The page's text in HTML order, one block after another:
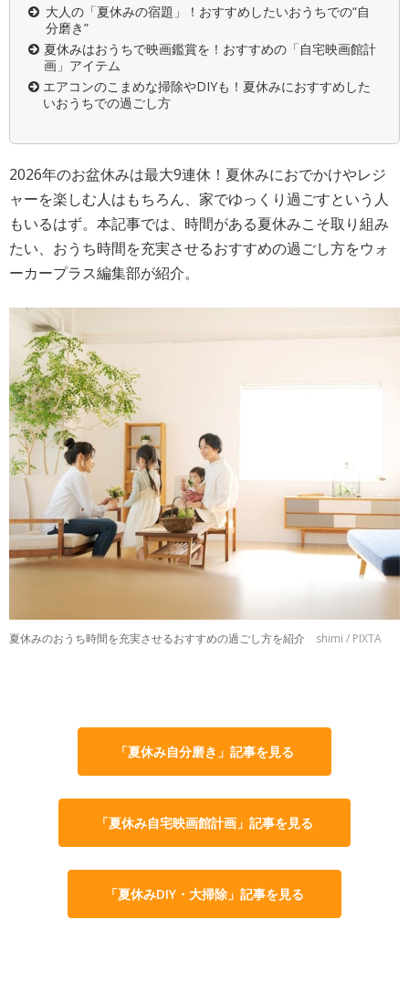
大人の「夏休みの宿題」！おすすめしたいおうちでの“自
分磨き”
夏休みはおうちで映画鑑賞を！おすすめの「自宅映画館計
画」アイテム
エアコンのこまめな掃除やDIYも！夏休みにおすすめした
いおうちでの過ごし方
2026年のお盆休みは最大9連休！夏休みにおでかけやレジ
ャーを楽しむ人はもちろん、家でゆっくり過ごすという人
もいるはず。本記事では、時間がある夏休みこそ取り組み
たい、おうち時間を充実させるおすすめの過ごし方をウォ
ーカープラス編集部が紹介。
夏休みのおうち時間を充実させるおすすめの過ごし方を紹介 shimi / PIXTA
「夏休み自分磨き」記事を見る
「夏休み自宅映画館計画」記事を見る
「夏休みDIY・大掃除」記事を見る